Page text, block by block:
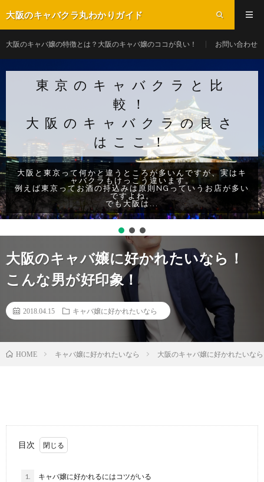
大阪のキャバクラ丸わかりガイド
大阪のキャバ嬢の特徴とは？大阪のキャバ嬢のココが良い！ お問い合わせ
東京のキャバクラと比
較！
大阪のキャバクラの良さ
はここ！
大阪と東京って何かと違うところが多いんですが、実はキ
ャバクラもけっこう違います。
例えば東京ってお酒の持込みは原則NGっていうお店が多い
ですよね。
でも大阪は...
大阪のキャバ嬢に好かれたいなら！
こんな男が好印象！
2018.04.15 キャバ嬢に好かれたいなら
HOME キャバ嬢に好かれたいなら 大阪のキャバ嬢に好かれたいな
目次
1. キャバ嬢に好かれるにはコツがいる